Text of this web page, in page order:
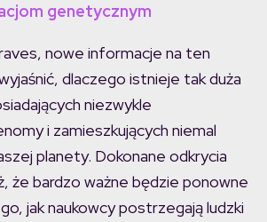
genetycznym
nowe informacje na ten
dlaczego istnieje tak duża
niezwykle
i zamieszkujących niemal
planety. Dokonane odkrycia
że bardzo ważne będzie ponowne
jak naukowcy postrzegają ludzki